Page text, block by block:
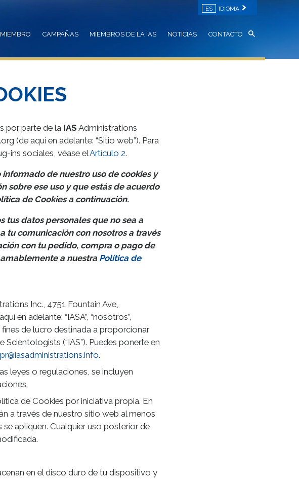
ES IDIOMA
CAMPAÑAS MIEMBROS DE LA IAS NOTICIAS CONTACTO
por parte de la IAS Administrations
(de aquí en adelante: “Sitio web”). Para
ins sociales, véase elArtículo 2.
de nuestro uso de cookies y
sobre ese uso y que estás de acuerdo
de Cookies a continuación.
tus datos personales que no sea a
tu comunicación con nosotros a través
con tu pedido, compra o pago de
a nuestra Política de
Inc., 4751 Fountain Ave,
en adelante: “IASA”, “nosotros”,
fines de lucro destinada a proporcionar
(“IAS”). Puedes ponerte en
.
leyes o regulaciones, se incluyen
de Cookies por iniciativa propia. En
a través de nuestro sitio web al menos
apliquen. Cualquier uso posterior de
en el disco duro de tu dispositivo y